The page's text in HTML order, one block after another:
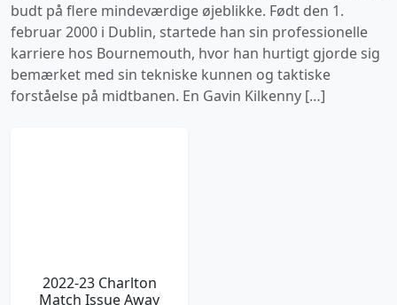
budt på flere mindeværdige øjeblikke. Født den 1.
februar 2000 i Dublin, startede han sin professionelle
karriere hos Bournemouth, hvor han hurtigt gjorde sig
bemærket med sin tekniske kunnen og taktiske
forståelse på midtbanen. En Gavin Kilkenny […]
2022-23 Charlton
Match Issue Away